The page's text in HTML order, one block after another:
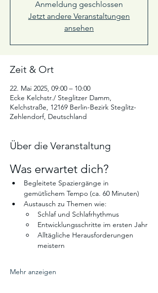
Anmeldung geschlossen
Jetzt andere Veranstaltungen
ansehen
Zeit & Ort
22. Mai 2025, 09:00 – 10:00
Ecke Kelchstr./ Steglitzer Damm,
Kelchstraße, 12169 Berlin-Bezirk Steglitz-
Zehlendorf, Deutschland
Über die Veranstaltung
Was erwartet dich?
Begleitete Spaziergänge in
gemütlichem Tempo (ca. 60 Minuten)
Austausch zu Themen wie:
Schlaf und Schlafrhythmus
Entwicklungsschritte im ersten Jahr
Alltägliche Herausforderungen
meistern
Mehr anzeigen